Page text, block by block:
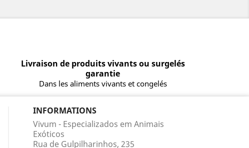
Livraison de produits vivants ou surgelés
garantie
Dans les aliments vivants et congelés
INFORMATIONS
Vivum - Especializados em Animais
Exóticos
Rua de Gulpilharinhos, 235